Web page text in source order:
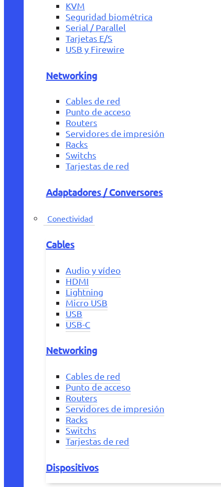
KVM
Seguridad biométrica
Serial / Parallel
Tarjetas E/S
USB y Firewire
Networking
Cables de red
Punto de acceso
Routers
Servidores de impresión
Racks
Switchs
Tarjestas de red
Adaptadores / Conversores
Conectividad
Cables
Audio y vídeo
HDMI
Lightning
Micro USB
USB
USB-C
Networking
Cables de red
Punto de acceso
Routers
Servidores de impresión
Racks
Switchs
Tarjestas de red
Dispositivos